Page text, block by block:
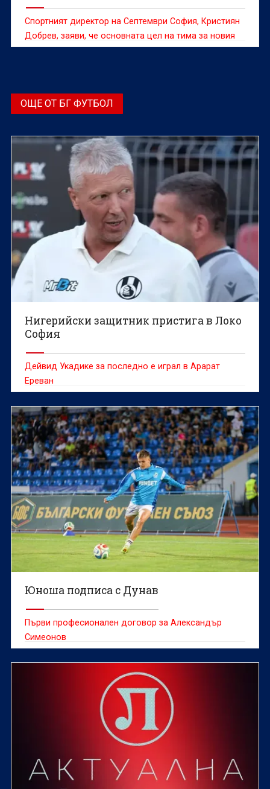
Спортният директор на Септември София, Кристиян
Добрев, заяви, че основната цел на тима за новия
сезон в efbet Лига е да запази мястото си в елита.
ОЩЕ ОТ БГ ФУТБОЛ
Нигерийски защитник пристига в Локо
София
Дейвид Укадике за последно е играл в Арарат
Ереван
Юноша подписа с Дунав
Първи професионален договор за Александър
Симеонов